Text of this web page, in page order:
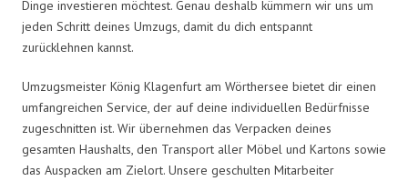
Dinge investieren möchtest. Genau deshalb kümmern wir uns um
jeden Schritt deines Umzugs, damit du dich entspannt
zurücklehnen kannst.
Umzugsmeister König Klagenfurt am Wörthersee bietet dir einen
umfangreichen Service, der auf deine individuellen Bedürfnisse
zugeschnitten ist. Wir übernehmen das Verpacken deines
gesamten Haushalts, den Transport aller Möbel und Kartons sowie
das Auspacken am Zielort. Unsere geschulten Mitarbeiter